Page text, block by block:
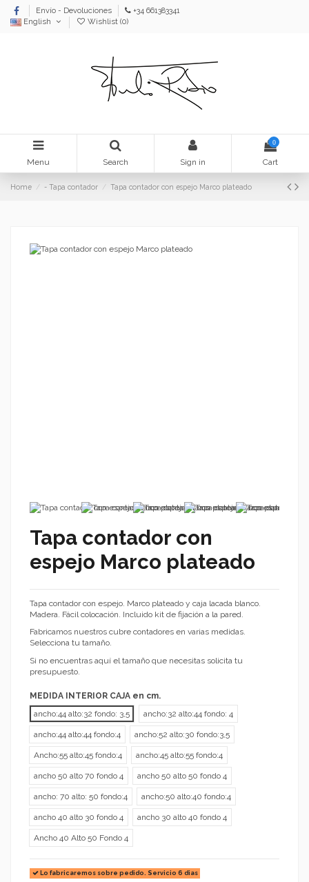
Envío - Devoluciones
+34 661383341
English
Wishlist (0)
Menu Search Sign in
0
Cart
Home - Tapa contador Tapa contador con espejo Marco plateado
Tapa contador con
espejo Marco plateado
Tapa contador con espejo. Marco plateado y caja lacada blanco.
Madera. Fácil colocación. Incluido kit de fijación a la pared.
Fabricamos nuestros cubre contadores en varias medidas.
Selecciona tu tamaño.
Si no encuentras aquí el tamaño que necesitas solicita tu
presupuesto.
MEDIDA INTERIOR CAJA en cm.
ancho:44 alto:32 fondo: 3,5
ancho:32 alto:44 fondo: 4
ancho:44 alto:44 fondo:4 ancho:52 alto:30 fondo:3,5
Ancho:55 alto:45 fondo:4 ancho:45 alto:55 fondo:4
ancho 50 alto 70 fondo 4 ancho 50 alto 50 fondo 4
ancho: 70 alto: 50 fondo:4 ancho:50 alto:40 fondo:4
ancho 40 alto 30 fondo 4 ancho 30 alto 40 fondo 4
Ancho 40 Alto 50 Fondo 4
Lo fabricaremos sobre pedido. Servicio 6 dias